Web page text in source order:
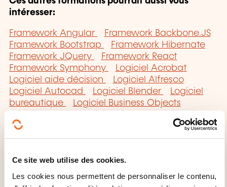
Ce site web utilise des cookies.
Les cookies nous permettent de personnaliser le contenu,
intéresser:
Framework Angular
Framework Backbone.JS
Framework Bootstrap
Framework Hibernate
Framework JQuery
Framework React
Framework Symphony
Logiciel Acrobat
Logiciel aide décision
Logiciel Alfresco
Logiciel Autocad
Logiciel Blender
Logiciel
bureautique
Logiciel Business Objects
Logiciel Cognos
Logiciel Corel Draw
Logiciel
Cubase
Logiciel DAO/CAO
Logiciel
Logiciel Dreamweaver
Logiciel Drupal
Logiciel Excel
Logiciel Exchange
Logiciel
gestion comptable commerciale
Logiciel